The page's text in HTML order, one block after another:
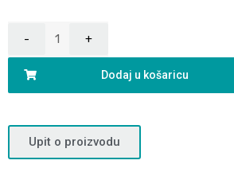
Dodaj u košaricu
Upit o proizvodu